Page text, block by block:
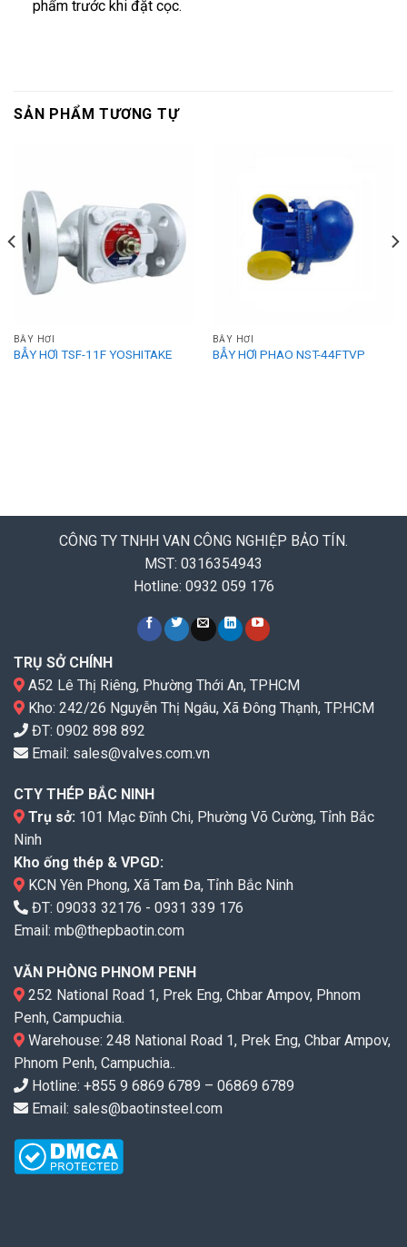
phẩm trước khi đặt cọc.
SẢN PHẨM TƯƠNG TỰ
BẪY HƠI
BẪY HƠI TSF-11F YOSHITAKE
BẪY HƠI
BẪY HƠI PHAO NST-44FTVP
CÔNG TY TNHH VAN CÔNG NGHIỆP BẢO TÍN.
MST: 0316354943
Hotline: 0932 059 176
TRỤ SỞ CHÍNH
A52 Lê Thị Riêng, Phường Thới An, TPHCM
Kho: 242/26 Nguyễn Thị Ngâu, Xã Đông Thạnh, TP.HCM
ĐT: 0902 898 892
Email: sales@valves.com.vn
CTY THÉP BẮC NINH
Trụ sở: 101 Mạc Đĩnh Chi, Phường Võ Cường, Tỉnh Bắc
Ninh
Kho ống thép & VPGD:
KCN Yên Phong, Xã Tam Đa, Tỉnh Bắc Ninh
ĐT: 09033 32176 - 0931 339 176
Email: mb@thepbaotin.com
VĂN PHÒNG PHNOM PENH
252 National Road 1, Prek Eng, Chbar Ampov, Phnom
Penh, Campuchia.
Warehouse: 248 National Road 1, Prek Eng, Chbar Ampov,
Phnom Penh, Campuchia..
Hotline: +855 9 6869 6789 – 06869 6789
Email: sales@baotinsteel.com